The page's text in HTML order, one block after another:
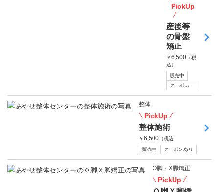
PickUp
産後等
の骨盤
矯正
￥6,500 （税
込）
販売中
整体
PickUp
整体施術
￥6,500 （税込）
販売中
クーポンあり
O脚・X脚矯正
PickUp